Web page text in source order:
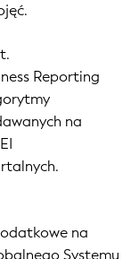
Reporting
na
na
Systemu